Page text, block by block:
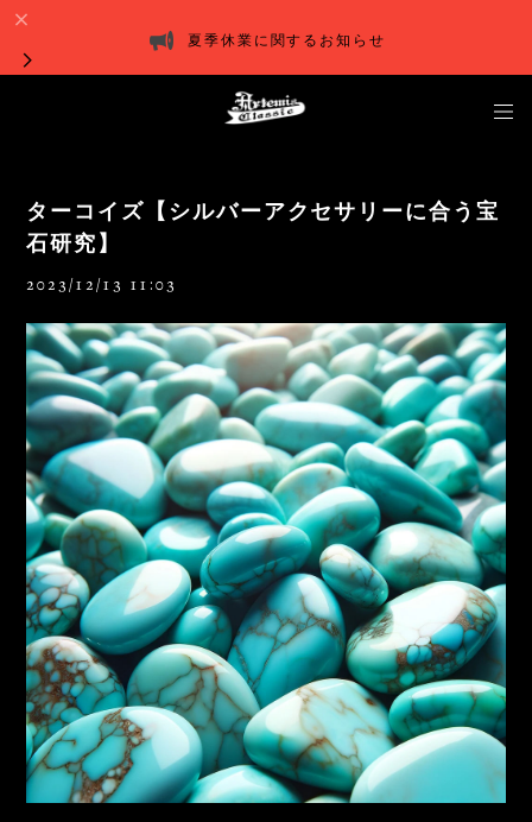
夏季休業に関するお知らせ
ターコイズ【シルバーアクセサリーに合う宝
石研究】
2023/12/13 11:03